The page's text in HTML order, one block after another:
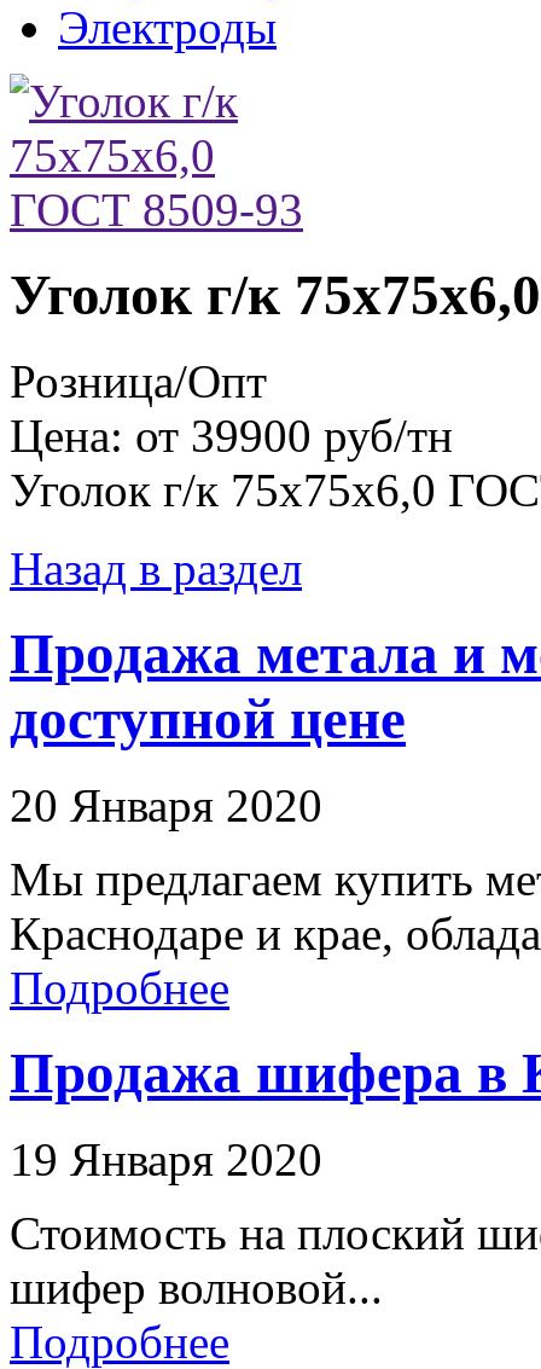
Электроды
Уголок г/к
Розница/Опт
Цена: от 39900 руб/тн
Уголок г/к 75х75х6,0
Назад в раздел
Продажа метала и
доступной цене
20 Января 2020
Мы предлагаем купить
Краснодаре и крае,
Подробнее
Продажа шифера в
19 Января 2020
Стоимость на плоский
шифер волновой...
Подробнее